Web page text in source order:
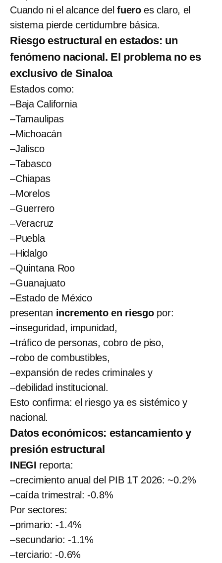
Cuando ni el alcance del fuero es claro, el
sistema pierde certidumbre básica.
Riesgo estructural en estados: un
fenómeno nacional. El problema no es
exclusivo de Sinaloa
Estados como:
–Baja California
–Tamaulipas
–Michoacán
–Jalisco
–Tabasco
–Chiapas
–Morelos
–Guerrero
–Veracruz
–Puebla
–Hidalgo
–Quintana Roo
–Guanajuato
–Estado de México
presentan incremento en riesgopor:
–inseguridad, impunidad,
–tráfico de personas, cobro de piso,
–robo de combustibles,
–expansión de redes criminales y
–debilidad institucional.
Esto confirma: el riesgo ya es sistémico y
nacional.
Datos económicos: estancamiento y
presión estructural
INEGI reporta:
–crecimiento anual del PIB 1T 2026: ~0.2%
–caída trimestral: -0.8%
Por sectores:
–primario: -1.4%
–secundario: -1.1%
–terciario: -0.6%